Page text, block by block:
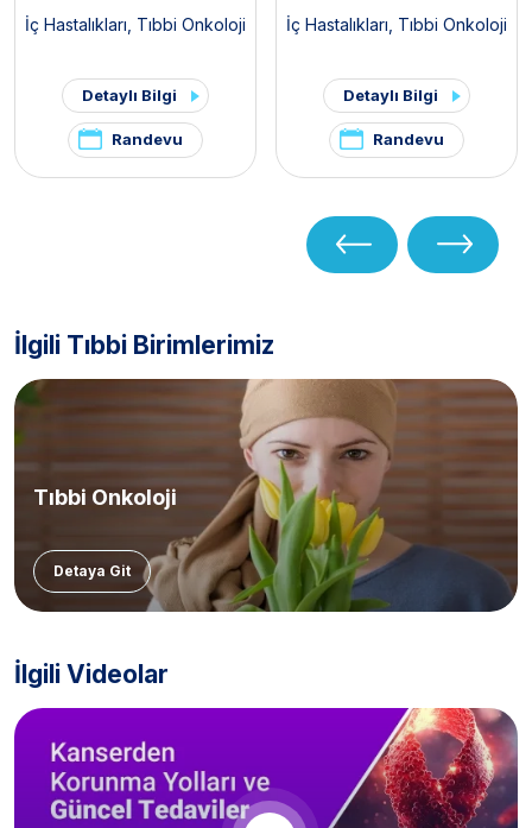
İç Hastalıkları Tıbbi Onkoloji
Detaylı Bilgi
Randevu
İç Hastalıkları Tıbbi Onkoloji
Detaylı Bilgi
Randevu
İlgili Tıbbi Birimlerimiz
Tıbbi Onkoloji
Detaya Git
İlgili Videolar